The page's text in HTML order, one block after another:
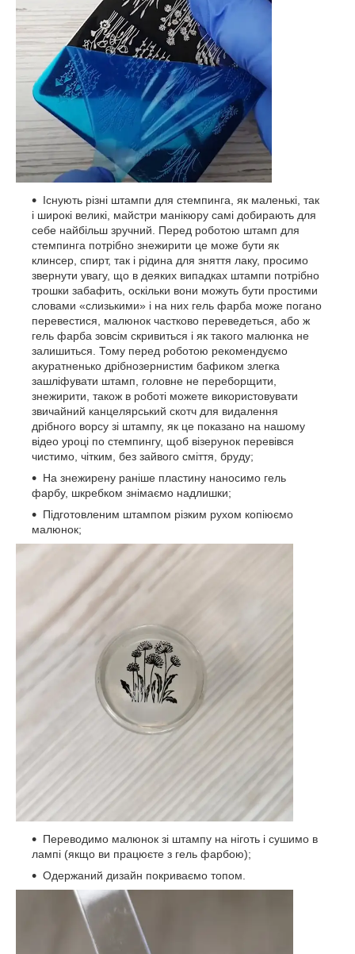
Існують різні штампи для стемпинга, як маленькі, так
і широкі великі, майстри манікюру самі добирають для
себе найбільш зручний. Перед роботою штамп для
стемпинга потрібно знежирити це може бути як
клинсер, спирт, так і рідина для зняття лаку, просимо
звернути увагу, що в деяких випадках штампи потрібно
трошки забафить, оскільки вони можуть бути простими
словами «слизькими» і на них гель фарба може погано
перевестися, малюнок частково переведеться, або ж
гель фарба зовсім скривиться і як такого малюнка не
залишиться. Тому перед роботою рекомендуємо
акуратненько дрібнозернистим бафиком злегка
зашліфувати штамп, головне не переборщити,
знежирити, також в роботі можете використовувати
звичайний канцелярський скотч для видалення
дрібного ворсу зі штампу, як це показано на нашому
відео уроці по стемпингу, щоб візерунок перевівся
чистимо, чітким, без зайвого сміття, бруду;
На знежирену раніше пластину наносимо гель
фарбу, шкребком знімаємо надлишки;
Підготовленим штампом різким рухом копіюємо
малюнок;
Переводимо малюнок зі штампу на ніготь і сушимо в
лампі (якщо ви працюєте з гель фарбою);
Одержаний дизайн покриваємо топом.